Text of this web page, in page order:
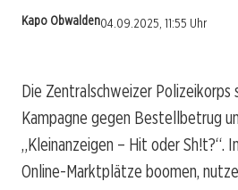
Kapo Obwalden04.09.2025, 11:55 Uhr
Die Zentralschweizer
Kampagne gegen Bestellbetrug
„Kleinanzeigen – Hit oder Sh!t?“.
Online-Marktplätze boomen,